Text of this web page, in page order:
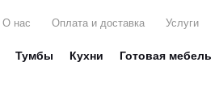
О нас Оплата и доставка Услуги
Тумбы Кухни Готовая мебель